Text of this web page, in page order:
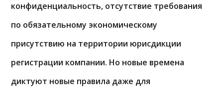
конфиденциальность, отсутствие требования
по обязательному экономическому
присутствию на территории юрисдикции
регистрации компании. Но новые времена
диктуют новые правила даже для